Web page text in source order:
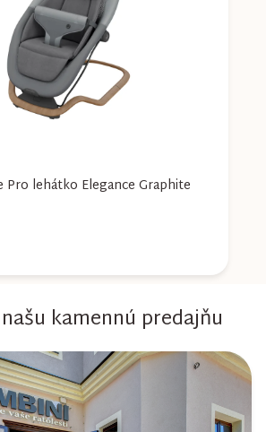
Pro lehátko Elegance Graphite
kamennú predajňu